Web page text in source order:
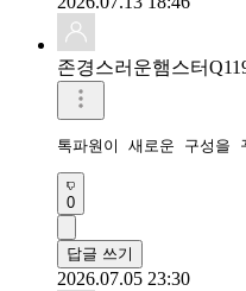
존경스러운햄스터
톡파원이 새로운 구성을
0
답글 쓰기
2026.07.05 23:30